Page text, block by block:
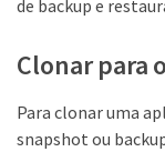
de backup e
Clonar para
Para clonar uma
snapshot ou